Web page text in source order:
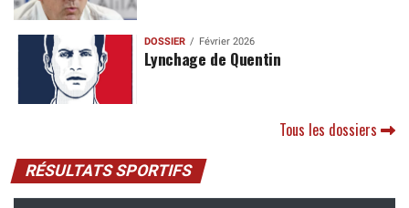
DOSSIER Février 2026
Lynchage de Quentin
Tous les dossiers
RÉSULTATS SPORTIFS